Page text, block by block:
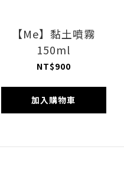
【Me】黏土噴霧
150ml
NT$900
加入購物車